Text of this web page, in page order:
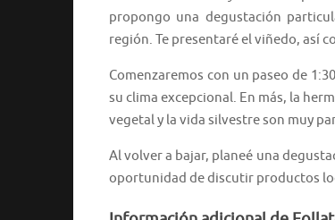
propongo una degustación
región. Te presentaré el viñedo, así
Comenzaremos con un paseo de
su clima excepcional. En más, la
vegetal y la vida silvestre son muy
Al volver a bajar, planeé una
oportunidad de discutir productos